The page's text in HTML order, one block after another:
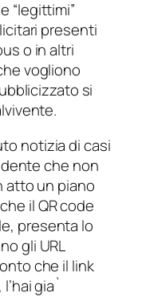
“legittimi”
presenti
o in altri
vogliono
si
notizia di casi
che non
atto un piano
il QR code
presenta lo
gli URL
che il link
gia`